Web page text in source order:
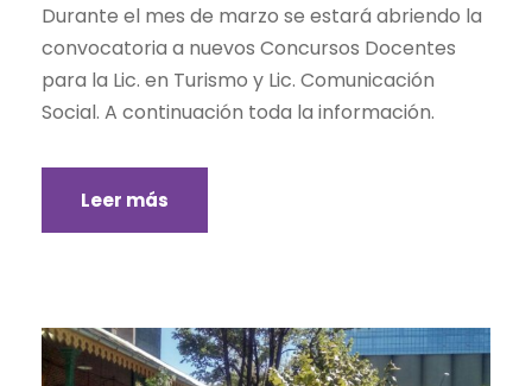
Durante el mes de marzo se estará abriendo la
convocatoria a nuevos Concursos Docentes
para la Lic. en Turismo y Lic. Comunicación
Social. A continuación toda la información.
Leer más